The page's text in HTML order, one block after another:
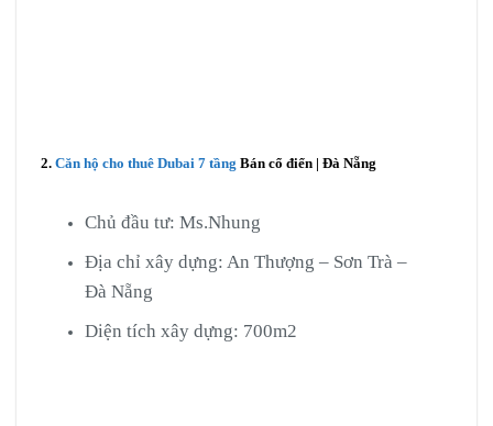
2. Căn hộ cho thuê Dubai 7 tầng Bán cổ điển | Đà Nẵng
Chủ đầu tư: Ms.Nhung
Địa chỉ xây dựng: An Thượng – Sơn Trà –
Đà Nẵng
Diện tích xây dựng: 700m2